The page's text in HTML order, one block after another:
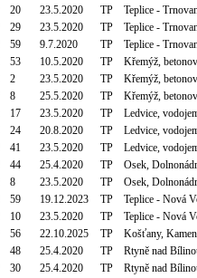
20 23.5.2020 TP
Teplice -
29 23.5.2020 TP
Teplice -
59 9.7.2020 TP
Teplice -
53 10.5.2020 TP
Křemýž,
2 23.5.2020 TP
Křemýž,
8 25.5.2020 TP
Křemýž,
17 23.5.2020 TP
Ledvice,
24 20.8.2020 TP
Ledvice,
41 23.5.2020 TP
Ledvice,
44 25.4.2020 TP
Osek,
8 23.5.2020 TP
Osek,
59 19.12.2023 TP
Teplice - Nová
10 23.5.2020 TP
Teplice - Nová
56 22.10.2025 TP
Košťany,
48 25.4.2020 TP
Rtyně nad
30 25.4.2020 TP
Rtyně nad